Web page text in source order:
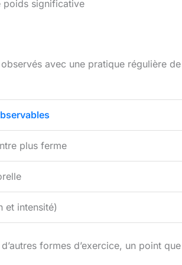
poids significative
avec une pratique régulière
plus ferme
et intensité)
formes d’exercice, un point que